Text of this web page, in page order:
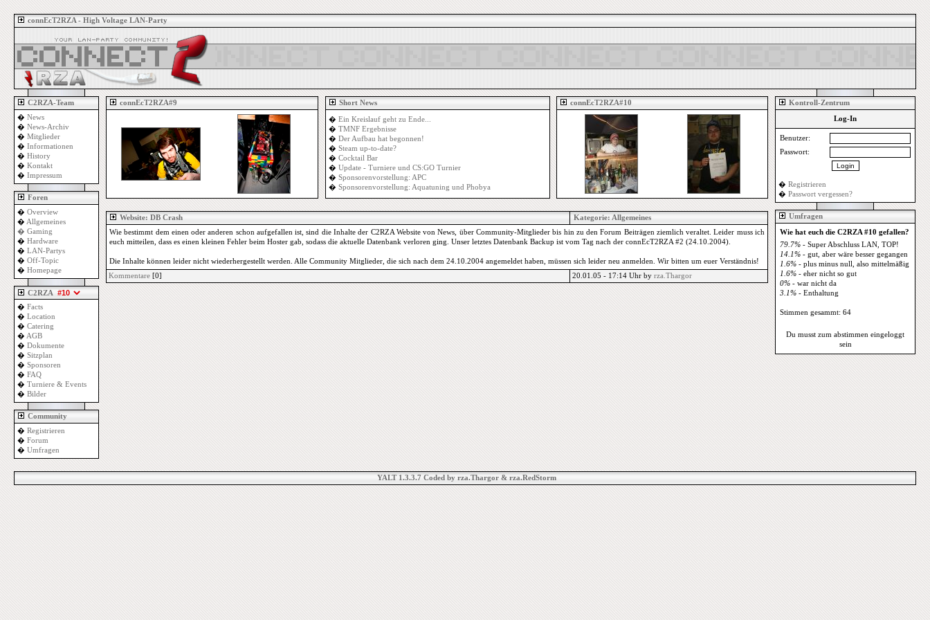
connEcT2RZA - High Voltage LAN-Party
C2RZA-Team
� News
� News-Archiv
� Mitglieder
� Informationen
� History
� Kontakt
� Impressum
Foren
� Overview
� Allgemeines
� Gaming
� Hardware
� LAN-Partys
� Off-Topic
� Homepage
C2RZA
� Facts
� Location
� Catering
� AGB
� Dokumente
� Sitzplan
� Sponsoren
� FAQ
� Turniere & Events
� Bilder
Community
� Registrieren
� Forum
� Umfragen
connEcT2RZA#9 Short News
� Ein Kreislauf geht zu Ende...
� TMNF Ergebnisse
� Der Aufbau hat begonnen!
� Steam up-to-date?
� Cocktail Bar
� Update - Turniere und CS:GO Turnier
� Sponsorenvorstellung: APC
� Sponsorenvorstellung: Aquatuning und Phobya
connEcT2RZA#10
Website: DB Crash Kategorie: Allgemeines
Wie bestimmt dem einen oder anderen schon aufgefallen ist, sind die Inhalte der C2RZA Website von News, über Community-Mitglieder bis hin zu den Forum Beiträgen ziemlich veraltet. Leider muss ich
euch mitteilen, dass es einen kleinen Fehler beim Hoster gab, sodass die aktuelle Datenbank verloren ging. Unser letztes Datenbank Backup ist vom Tag nach der connEcT2RZA #2 (24.10.2004).
Die Inhalte können leider nicht wiederhergestellt werden. Alle Community Mitglieder, die sich nach dem 24.10.2004 angemeldet haben, müssen sich leider neu anmelden. Wir bitten um euer Verständnis!
Kommentare [0] 20.01.05 - 17:14 Uhr by rza.Thargor
Kontroll-Zentrum
Log-In
Benutzer:
Passwort:
� Registrieren
� Passwort vergessen?
Umfragen
Wie hat euch die C2RZA #10 gefallen?
79.7% - Super Abschluss LAN, TOP!
14.1% - gut, aber wäre besser gegangen
1.6% - plus minus null, also mittelmäßig
1.6% - eher nicht so gut
0% - war nicht da
3.1% - Enthaltung
Stimmen gesammt: 64
Du musst zum abstimmen eingeloggt
sein
YALT 1.3.3.7 Coded by rza.Thargor & rza.RedStorm